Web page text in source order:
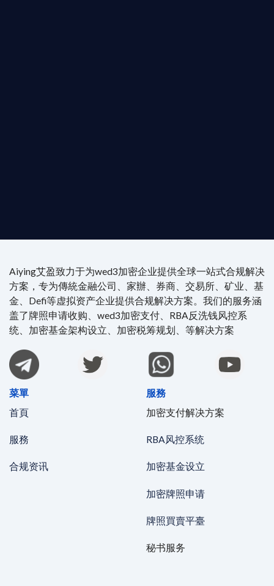
Aiying艾盈致力于为wed3加密企业提供全球一站式合规解决
方案，专为傳統金融公司、家辦、券商、交易所、矿业、基
金、Defi等虚拟资产企业提供合规解决方案。我们的服务涵
盖了牌照申请收购、wed3加密支付、RBA反洗钱风控系
统、加密基金架构设立、加密税筹规划、等解决方案
菜單
首頁
服務
合规资讯
服務
加密支付解决方案
RBA风控系统
加密基金设立
加密牌照申请
牌照買賣平臺
秘书服务